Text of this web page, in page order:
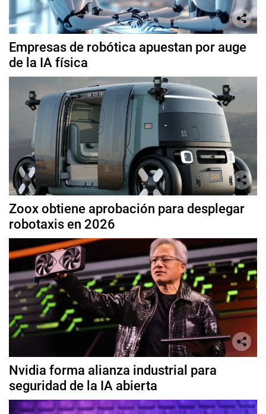
Empresas de robótica apuestan por auge
de la IA física
Zoox obtiene aprobación para desplegar
robotaxis en 2026
Nvidia forma alianza industrial para
seguridad de la IA abierta